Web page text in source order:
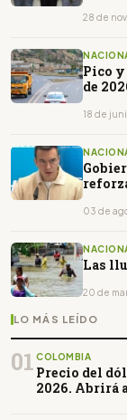
28 de
Pico y
de
18 de
03 de
Las
20 de
LO MÁS LEÍDO
01 COLOMBIA
Precio del
2026. Abrirá